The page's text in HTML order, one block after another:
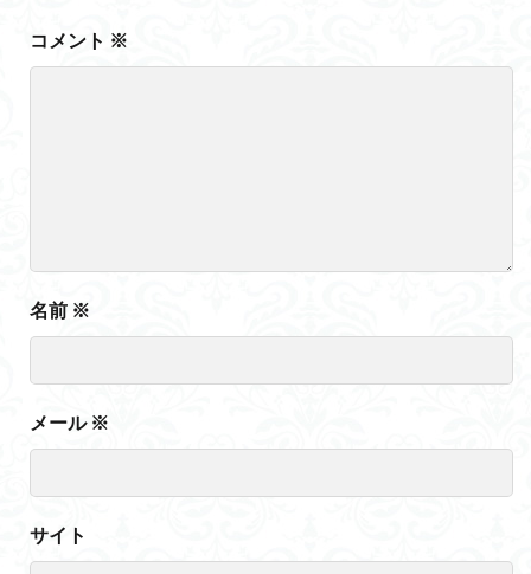
コメント ※
名前 ※
メール ※
サイト